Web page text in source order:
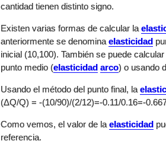
cantidad tienen distinto signo.
Existen varias formas de calcular la
anteriormente se denomina elasticidad
inicial (10,100). También se puede calcular
punto medio (elasticidad arco) o usando
Usando el método del punto final, la
(ΔQ/Q) = -(10/90)/(2/12)=-0.11/0.16=-
Como vemos, el valor de la elasticidad
referencia.